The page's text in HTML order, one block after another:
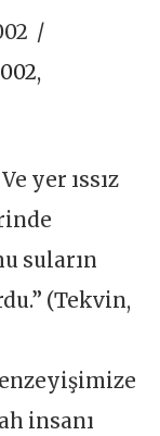
,
yer ıssız
suların
(Tekvin,
insanı